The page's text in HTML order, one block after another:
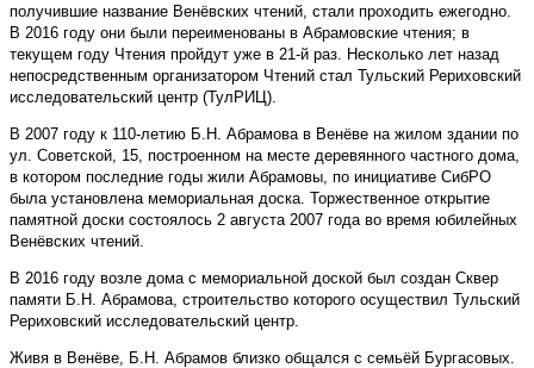
получившие название Венёвских чтений, стали проходить ежегодно.
В 2016 году они были переименованы в Абрамовские чтения; в
текущем году Чтения пройдут уже в 21-й раз. Несколько лет назад
непосредственным организатором Чтений стал Тульский Рериховский
исследовательский центр (ТулРИЦ).
В 2007 году к 110-летию Б.Н. Абрамова в Венёве на жилом здании по
ул. Советской, 15, построенном на месте деревянного частного дома,
в котором последние годы жили Абрамовы, по инициативе СибРО
была установлена мемориальная доска. Торжественное открытие
памятной доски состоялось 2 августа 2007 года во время юбилейных
Венёвских чтений.
В 2016 году возле дома с мемориальной доской был создан Сквер
памяти Б.Н. Абрамова, строительство которого осуществил Тульский
Рериховский исследовательский центр.
Живя в Венёве, Б.Н. Абрамов близко общался с семьёй Бургасовых.